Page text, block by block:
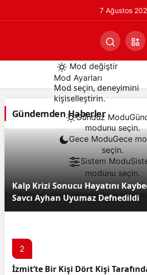
7 Ağustos
Mod değiştir
Mod Ayarları
Mod seçin, deneyimini
kişiselleştirin.
Gündüz Modu
modunu seçin.
Gece ModuGece
seçin.
Sistem Modu
modunu seçin.
Gündemden Haberler
Kalp Krizi Sonucu Hayatını
Savcı Ayhan Uyumaz Defnedildi
2
İzmit’te Bir Kişi Dört Kişi